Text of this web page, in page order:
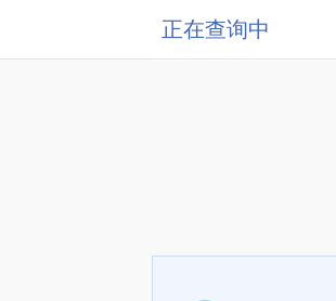
正在查询中